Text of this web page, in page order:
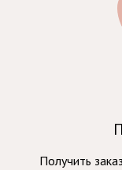
Получить